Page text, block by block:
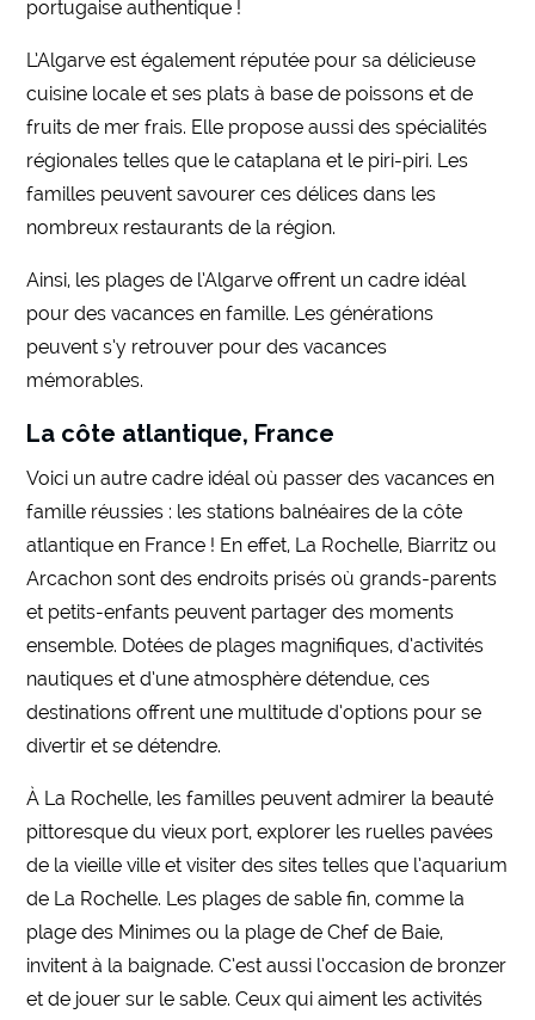
portugaise authentique !
L’Algarve est également réputée pour sa délicieuse
cuisine locale et ses plats à base de poissons et de
fruits de mer frais. Elle propose aussi des spécialités
régionales telles que le cataplana et le piri-piri. Les
familles peuvent savourer ces délices dans les
nombreux restaurants de la région.
Ainsi, les plages de l’Algarve offrent un cadre idéal
pour des vacances en famille. Les générations
peuvent s’y retrouver pour des vacances
mémorables.
La côte atlantique, France
Voici un autre cadre idéal où passer des vacances en
famille réussies : les stations balnéaires de la côte
atlantique en France ! En effet, La Rochelle, Biarritz ou
Arcachon sont des endroits prisés où grands-parents
et petits-enfants peuvent partager des moments
ensemble. Dotées de plages magnifiques, d’activités
nautiques et d’une atmosphère détendue, ces
destinations offrent une multitude d’options pour se
divertir et se détendre.
À La Rochelle, les familles peuvent admirer la beauté
pittoresque du vieux port, explorer les ruelles pavées
de la vieille ville et visiter des sites telles que l’aquarium
de La Rochelle. Les plages de sable fin, comme la
plage des Minimes ou la plage de Chef de Baie,
invitent à la baignade. C’est aussi l’occasion de bronzer
et de jouer sur le sable. Ceux qui aiment les activités